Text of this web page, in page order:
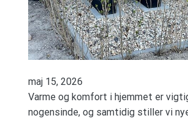
maj 15, 2026
Varme og komfort i hjemmet er
nogensinde, og samtidig stiller vi